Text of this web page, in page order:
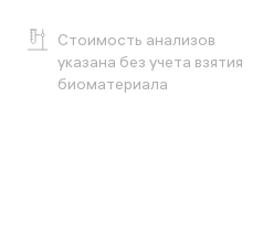
Cтоимость анализов
указана без учета взятия
биоматериала